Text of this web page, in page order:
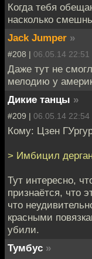
Когда тебя
насколько
Jack Jumper »
#208 | 06.05.14 22:51
Даже тут не
мелодию у
Дикие танцы »
#209 | 06.05.14 22:54
Кому: Цзен
> Имбицил
Тут интересно,
признаётся, что
что
красными
убили.
Тумбус »